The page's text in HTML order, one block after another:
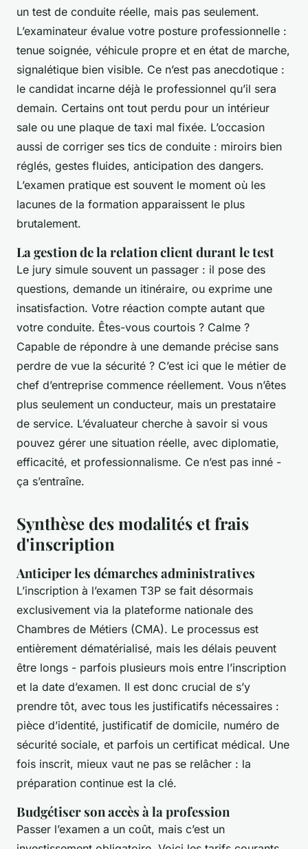
un test de conduite réelle, mais pas seulement.
L’examinateur évalue votre posture professionnelle :
tenue soignée, véhicule propre et en état de marche,
signalétique bien visible. Ce n’est pas anecdotique :
le candidat incarne déjà le professionnel qu’il sera
demain. Certains ont tout perdu pour un intérieur
sale ou une plaque de taxi mal fixée. L’occasion
aussi de corriger ses tics de conduite : miroirs bien
réglés, gestes fluides, anticipation des dangers.
L’examen pratique est souvent le moment où les
lacunes de la formation apparaissent le plus
brutalement.
La gestion de la relation client durant le test
Le jury simule souvent un passager : il pose des
questions, demande un itinéraire, ou exprime une
insatisfaction. Votre réaction compte autant que
votre conduite. Êtes-vous courtois ? Calme ?
Capable de répondre à une demande précise sans
perdre de vue la sécurité ? C’est ici que le métier de
chef d’entreprise commence réellement. Vous n’êtes
plus seulement un conducteur, mais un prestataire
de service. L’évaluateur cherche à savoir si vous
pouvez gérer une situation réelle, avec diplomatie,
efficacité, et professionnalisme. Ce n’est pas inné -
ça s’entraîne.
Synthèse des modalités et frais
d'inscription
Anticiper les démarches administratives
L’inscription à l’examen T3P se fait désormais
exclusivement via la plateforme nationale des
Chambres de Métiers (CMA). Le processus est
entièrement dématérialisé, mais les délais peuvent
être longs - parfois plusieurs mois entre l’inscription
et la date d’examen. Il est donc crucial de s’y
prendre tôt, avec tous les justificatifs nécessaires :
pièce d’identité, justificatif de domicile, numéro de
sécurité sociale, et parfois un certificat médical. Une
fois inscrit, mieux vaut ne pas se relâcher : la
préparation continue est la clé.
Budgétiser son accès à la profession
Passer l’examen a un coût, mais c’est un